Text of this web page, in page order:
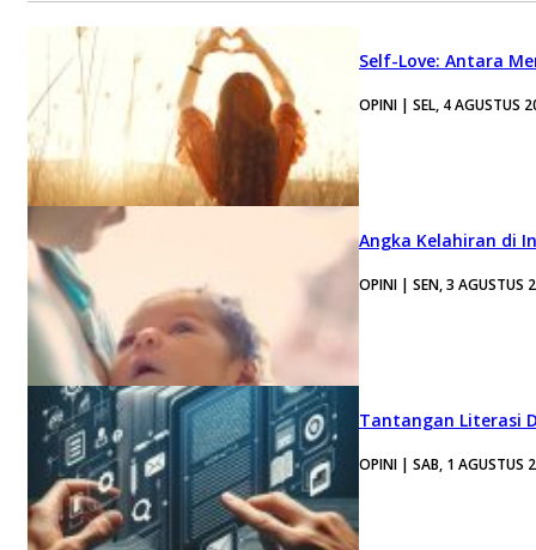
Self-Love: Antara
OPINI | SEL, 4 AGUSTUS
Angka Kelahiran di
OPINI | SEN, 3 AGUSTUS
Tantangan Literasi
OPINI | SAB, 1 AGUSTUS